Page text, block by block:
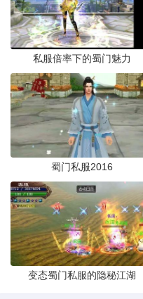
私服倍率下的蜀门魅力
蜀门私服2016
变态蜀门私服的隐秘江湖